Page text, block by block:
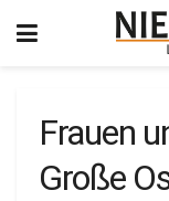
Frauen
Große